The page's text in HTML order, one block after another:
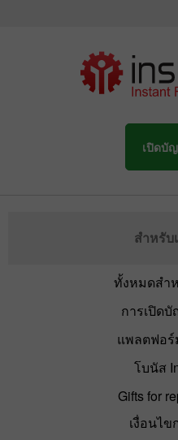
เปิดบั
สำหรับ
ทั้งหมดสำ
การเปิด
แพลตฟอ
โบนัส
Gifts for
เงื่อนไ